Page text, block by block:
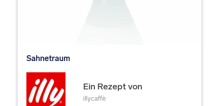
Sahnetraum
Ein Rezept von
illycaffè